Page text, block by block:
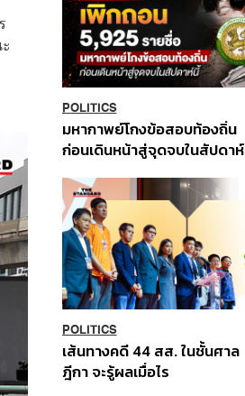
POLITICS
มหากาพย์โกงข้อสอบท้องถิ่น
ก่อนเดินหน้าสู่จุดจบในสัปดาห์
POLITICS
เส้นทางคดี 44 สส. ในชั้นศาล
ฎีกา จะรู้ผลเมื่อไร